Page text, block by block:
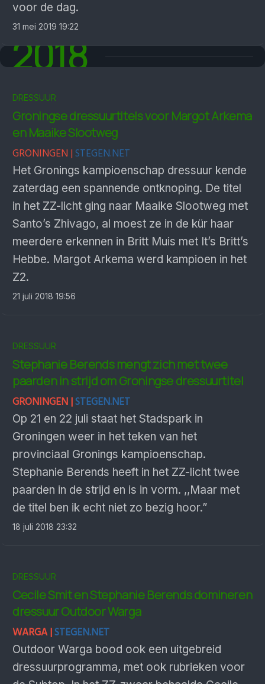
voor de dag.
31 mei 2019 19:22
2018
DRESSUUR
Groningse dressuurtitels voor Margot Arkema
en Maaike Slootweg
GRONINGEN |STEGEN.NET
Het Gronings kampioenschap dressuur kende
zaterdag een spannende ontknoping. De titel
in het ZZ-licht ging naar Maaike Slootweg met
Santo’s Zhivago, al moest ze in de kür haar
meerdere erkennen in Britt Muis met It’s Britt’s
Hebbe. Margot Arkema werd kampioen in het
Z2.
21 juli 2018 19:56
DRESSUUR
Stephanie Berends mengt zich met twee
paarden in strijd om Groningse dressuurtitel
GRONINGEN |STEGEN.NET
Op 21 en 22 juli staat het Stadspark in
Groningen weer in het teken van het
provinciaal Gronings kampioenschap.
Stephanie Berends heeft in het ZZ-licht twee
paarden in de strijd en is in vorm. ,,Maar met
de titel ben ik echt niet zo bezig hoor.”
18 juli 2018 23:32
DRESSUUR
Cecile Smit en Stephanie Berends domineren
dressuur Outdoor Warga
WARGA |STEGEN.NET
Outdoor Warga bood ook een uitgebreid
dressuurprogramma, met ook rubrieken voor